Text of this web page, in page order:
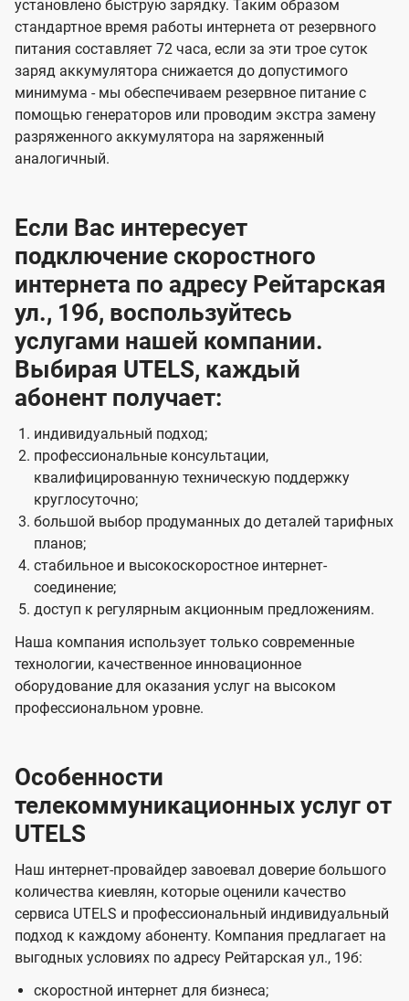
установлено быструю зарядку. Таким образом
стандартное время работы интернета от резервного
питания составляет 72 часа, если за эти трое суток
заряд аккумулятора снижается до допустимого
минимума - мы обеспечиваем резервное питание с
помощью генераторов или проводим экстра замену
разряженного аккумулятора на заряженный
аналогичный.
Если Вас интересует
подключение скоростного
интернета по адресу Рейтарская
ул., 19б, воспользуйтесь
услугами нашей компании.
Выбирая UTELS, каждый
абонент получает:
индивидуальный подход;
профессиональные консультации,
квалифицированную техническую поддержку
круглосуточно;
большой выбор продуманных до деталей тарифных
планов;
стабильное и высокоскоростное интернет-
соединение;
доступ к регулярным акционным предложениям.
Наша компания использует только современные
технологии, качественное инновационное
оборудование для оказания услуг на высоком
профессиональном уровне.
Особенности
телекоммуникационных услуг от
UTELS
Наш интернет-провайдер завоевал доверие большого
количества киевлян, которые оценили качество
сервиса UTELS и профессиональный индивидуальный
подход к каждому абоненту. Компания предлагает на
выгодных условиях по адресу Рейтарская ул., 19б:
скоростной интернет для бизнеса;